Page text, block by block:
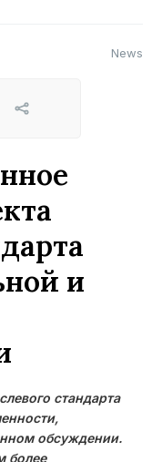
News
Share
и
стандарта
обсуждении.
более